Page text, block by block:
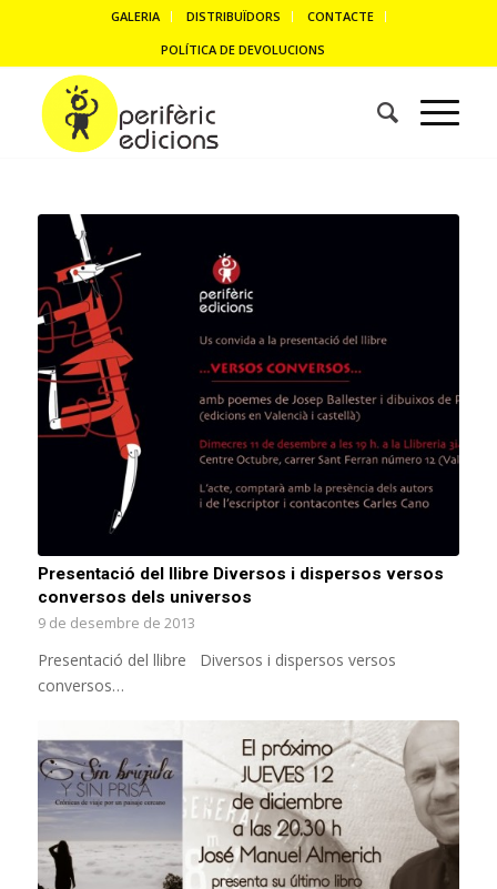
GALERIA DISTRIBUÏDORS
CONTACTE
POLÍTICA DE DEVOLUCIONS
Presentació del llibre Diversos i dispersos versos
conversos dels universos
9 de desembre de 2013
Presentació del llibre Diversos i dispersos versos
conversos…